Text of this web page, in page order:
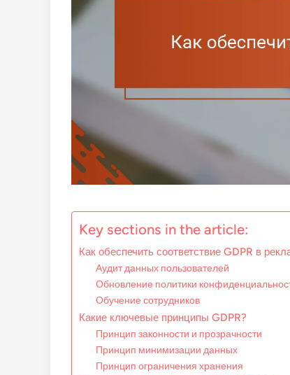
Key sections in the article:
Как обеспечить соответствие GDPR в
Аудит данных пользователей
Обновление политики
Обучение сотрудников
Какие ключевые принципы GDPR?
Принцип законности и прозрачности
Принцип минимизации данных
Принцип ограничения хранения